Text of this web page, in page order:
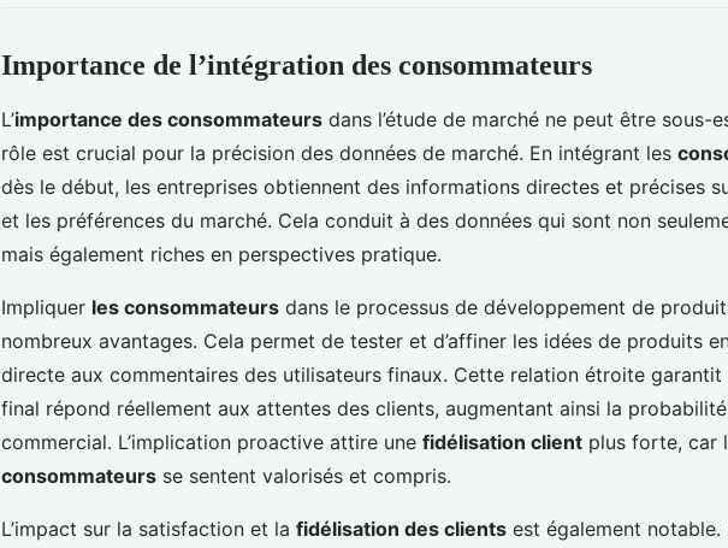
Importance de l’intégration des consommateurs
L’importance des consommateurs dans l’étude de marché ne peut être sous-
rôle est crucial pour la précision des données de marché. En intégrant les
dès le début, les entreprises obtiennent des informations directes et précises
et les préférences du marché. Cela conduit à des données qui sont non
mais également riches en perspectives pratique.
Impliquer les consommateurs dans le processus de développement de
nombreux avantages. Cela permet de tester et d’affiner les idées de produits
directe aux commentaires des utilisateurs finaux. Cette relation étroite
final répond réellement aux attentes des clients, augmentant ainsi la
commercial. L’implication proactive attire une fidélisation client plus forte, car
consommateurs se sentent valorisés et compris.
L’impact sur la satisfaction et la fidélisation des clients est également notable.